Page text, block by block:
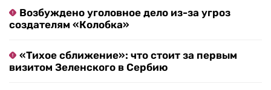
Возбуждено уголовное дело из-за угроз
создателям «Колобка»
«Тихое сближение»: что стоит за первым
визитом Зеленского в Сербию